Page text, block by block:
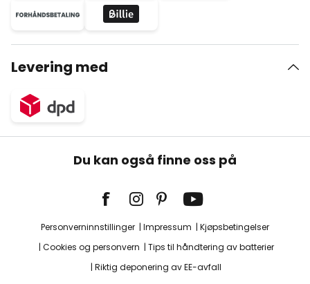
Levering med
Du kan også finne oss på
Personverninnstillinger Impressum
Kjøpsbetingelser
Cookies og personvern
Tips til håndtering av batterier
Riktig deponering av EE-avfall